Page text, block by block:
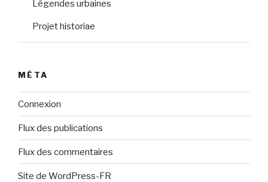
Légendes urbaines
Projet historiae
MÉTA
Connexion
Flux des publications
Flux des commentaires
Site de WordPress-FR